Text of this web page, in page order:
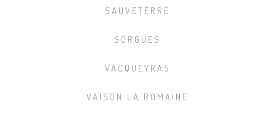
SAUVETERRE
SORGUES
VACQUEYRAS
VAISON LA ROMAINE